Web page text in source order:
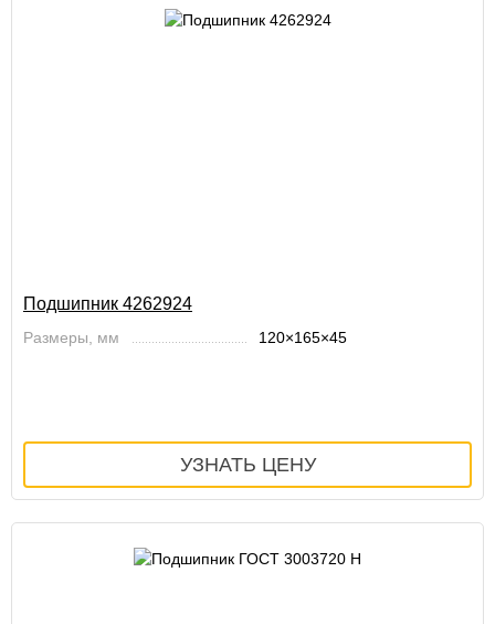
Подшипник 4262924
Размеры, мм 120×165×45